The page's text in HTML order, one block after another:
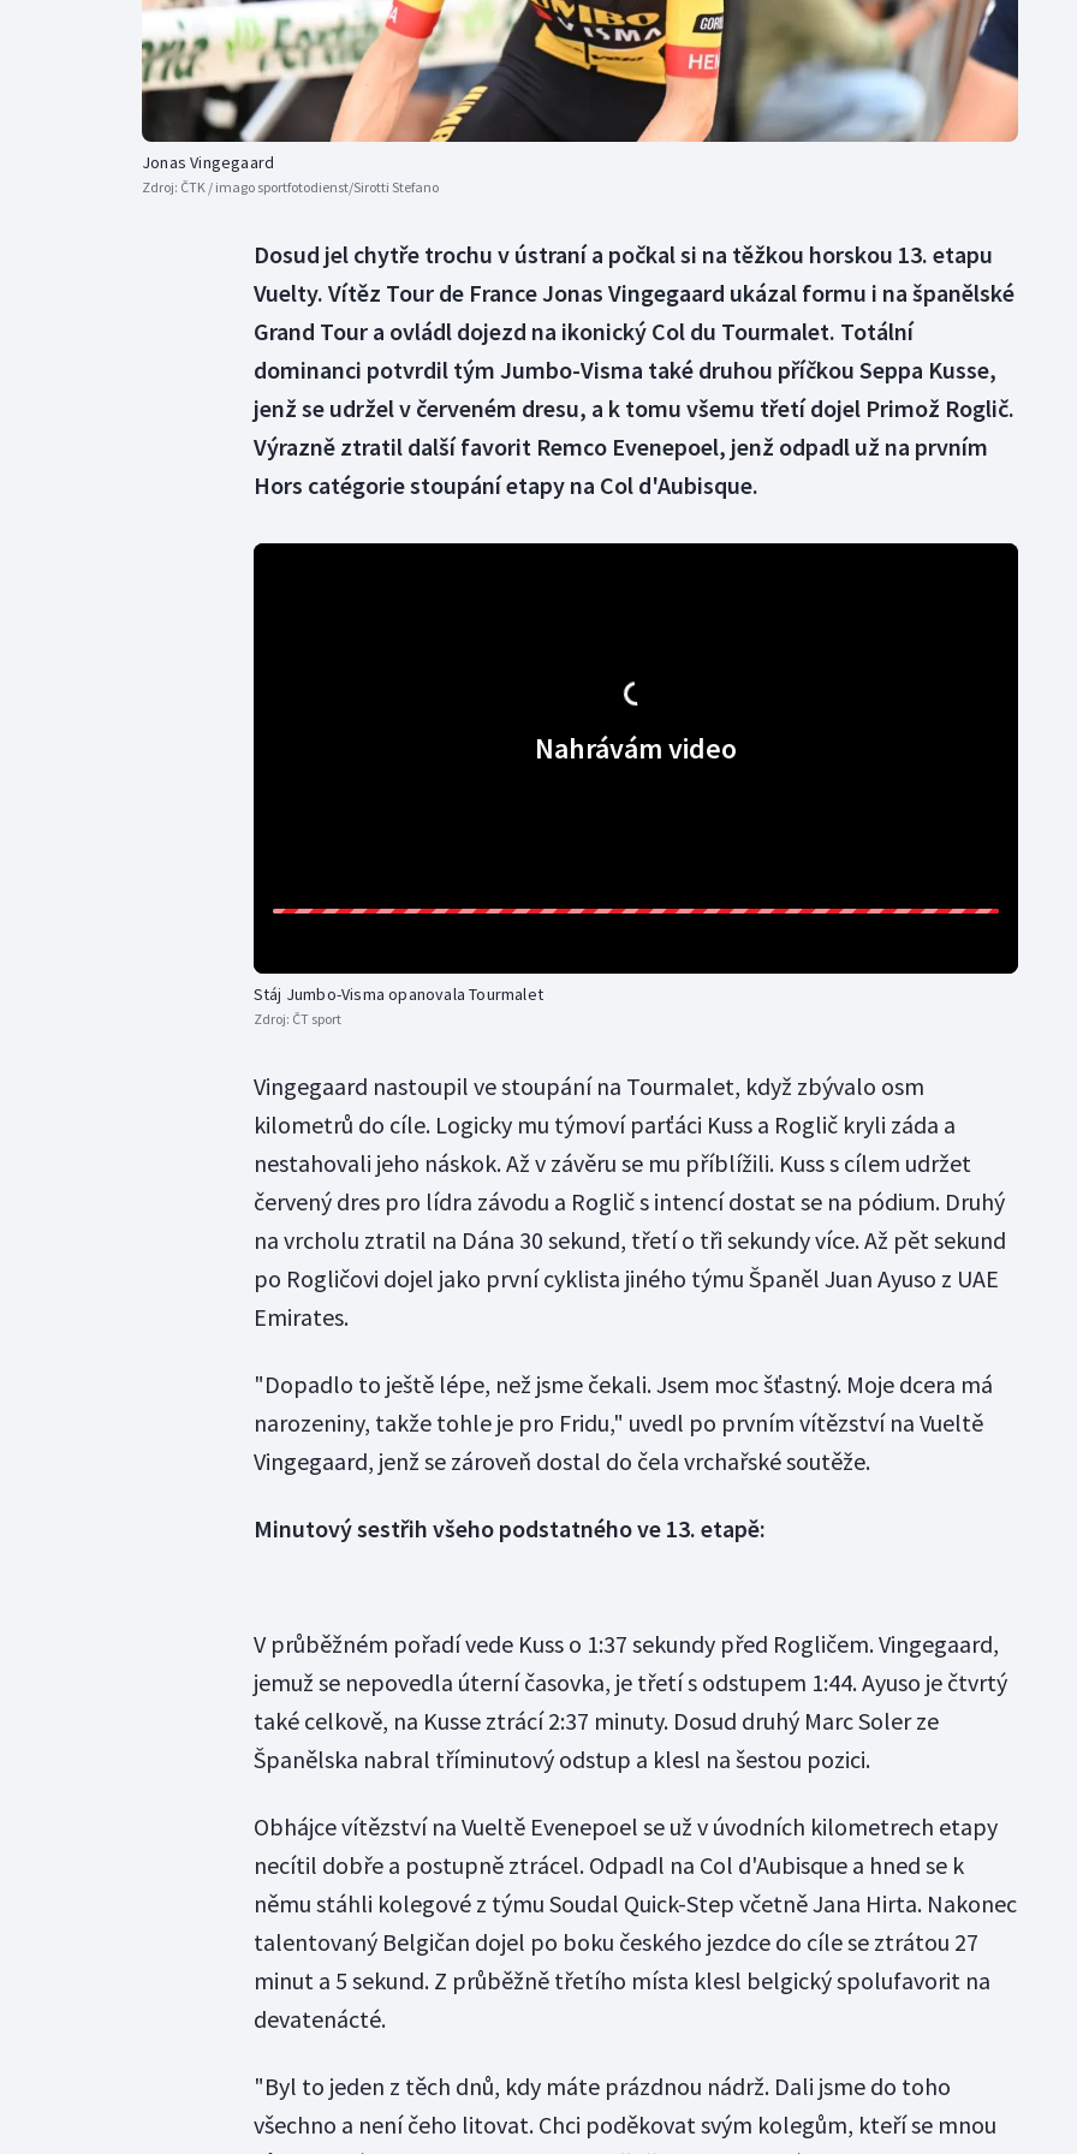
Jonas Vingegaard
Zdroj: ČTK / imago sportfotodienst/Sirotti Stefano
Dosud jel chytře trochu v ústraní a počkal si na těžkou horskou 13. etapu
Vuelty. Vítěz Tour de France Jonas Vingegaard ukázal formu i na španělské
Grand Tour a ovládl dojezd na ikonický Col du Tourmalet. Totální
dominanci potvrdil tým Jumbo-Visma také druhou příčkou Seppa Kusse,
jenž se udržel v červeném dresu, a k tomu všemu třetí dojel Primož Roglič.
Výrazně ztratil další favorit Remco Evenepoel, jenž odpadl už na prvním
Hors catégorie stoupání etapy na Col d'Aubisque.
Nahrávám video
Stáj Jumbo-Visma opanovala Tourmalet
Zdroj: ČT sport
Vingegaard nastoupil ve stoupání na Tourmalet, když zbývalo osm
kilometrů do cíle. Logicky mu týmoví parťáci Kuss a Roglič kryli záda a
nestahovali jeho náskok. Až v závěru se mu příblížili. Kuss s cílem udržet
červený dres pro lídra závodu a Roglič s intencí dostat se na pódium. Druhý
na vrcholu ztratil na Dána 30 sekund, třetí o tři sekundy více. Až pět sekund
po Rogličovi dojel jako první cyklista jiného týmu Španěl Juan Ayuso z UAE
Emirates.
"Dopadlo to ještě lépe, než jsme čekali. Jsem moc šťastný. Moje dcera má
narozeniny, takže tohle je pro Fridu," uvedl po prvním vítězství na Vueltě
Vingegaard, jenž se zároveň dostal do čela vrchařské soutěže.
Minutový sestřih všeho podstatného ve 13. etapě:
V průběžném pořadí vede Kuss o 1:37 sekundy před Rogličem. Vingegaard,
jemuž se nepovedla úterní časovka, je třetí s odstupem 1:44. Ayuso je čtvrtý
také celkově, na Kusse ztrácí 2:37 minuty. Dosud druhý Marc Soler ze
Španělska nabral tříminutový odstup a klesl na šestou pozici.
Obhájce vítězství na Vueltě Evenepoel se už v úvodních kilometrech etapy
necítil dobře a postupně ztrácel. Odpadl na Col d'Aubisque a hned se k
němu stáhli kolegové z týmu Soudal Quick-Step včetně Jana Hirta. Nakonec
talentovaný Belgičan dojel po boku českého jezdce do cíle se ztrátou 27
minut a 5 sekund. Z průběžně třetího místa klesl belgický spolufavorit na
devatenácté.
"Byl to jeden z těch dnů, kdy máte prázdnou nádrž. Dali jsme do toho
všechno a není čeho litovat. Chci poděkovat svým kolegům, kteří se mnou